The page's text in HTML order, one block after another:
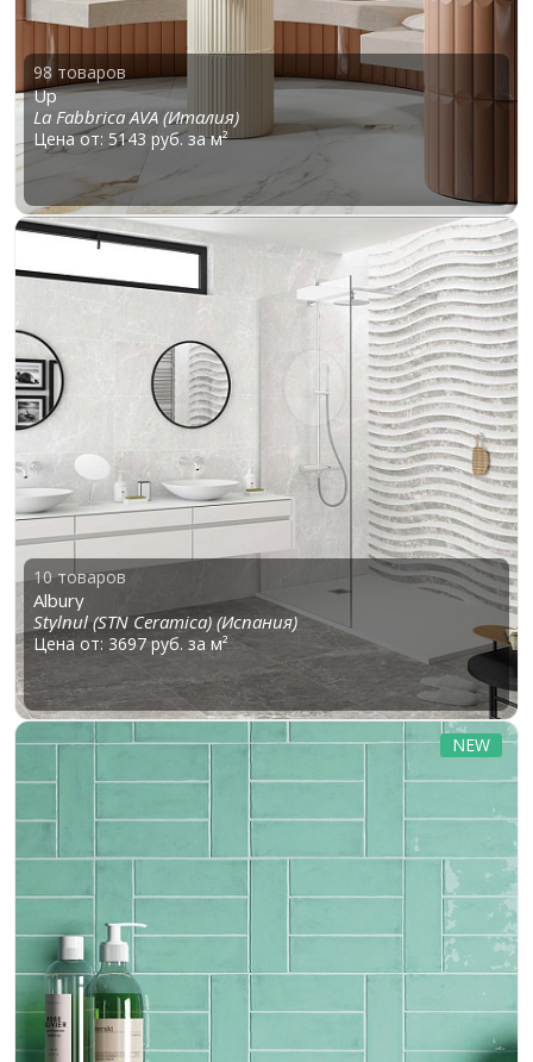
98 товаров
Up
La Fabbrica AVA (Италия)
Цена от: 5143 руб. за м²
10 товаров
Albury
Stylnul (STN Ceramica) (Испания)
Цена от: 3697 руб. за м²
NEW